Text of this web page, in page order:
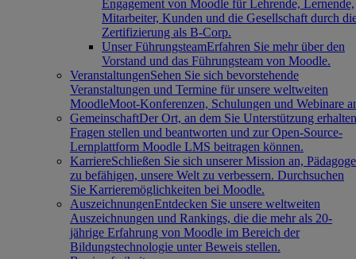
Engagement von Moodle für Lehrende, Lernende,
Mitarbeiter, Kunden und die Gesellschaft durch
Zertifizierung als B-Corp.
Unser FührungsteamErfahren Sie mehr über den
Vorstand und das Führungsteam von Moodle.
VeranstaltungenSehen Sie sich bevorstehende
Veranstaltungen und Termine für unsere weltweiten
MoodleMoot-Konferenzen, Schulungen und Webinare
GemeinschaftDer Ort, an dem Sie Unterstützung
Fragen stellen und beantworten und zur Open-Source-
Lernplattform Moodle LMS beitragen können.
KarriereSchließen Sie sich unserer Mission an,
zu befähigen, unsere Welt zu verbessern. Durchsuchen
Sie Karrieremöglichkeiten bei Moodle.
AuszeichnungenEntdecken Sie unsere weltweiten
Auszeichnungen und Rankings, die die mehr als 20-
jährige Erfahrung von Moodle im Bereich der
Bildungstechnologie unter Beweis stellen.